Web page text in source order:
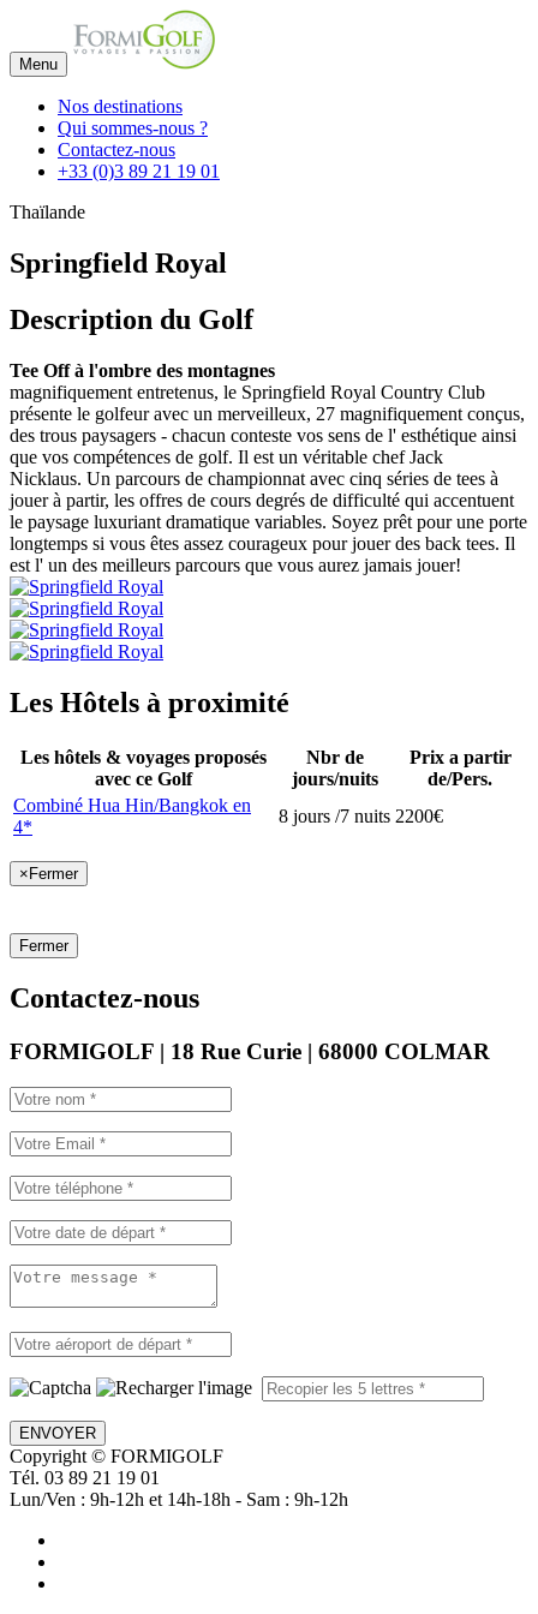
Menu
Nos destinations
Qui sommes-nous ?
Contactez-nous
+33 (0)3 89 21 19 01
Thaïlande
Springfield Royal
Description du Golf
Tee Off à l'ombre des montagnes
magnifiquement entretenus, le Springfield Royal Country Club
présente le golfeur avec un merveilleux, 27 magnifiquement conçus,
des trous paysagers - chacun conteste vos sens de l' esthétique ainsi
que vos compétences de golf. Il est un véritable chef Jack
Nicklaus. Un parcours de championnat avec cinq séries de tees à
jouer à partir, les offres de cours degrés de difficulté qui accentuent
le paysage luxuriant dramatique variables. Soyez prêt pour une porte
longtemps si vous êtes assez courageux pour jouer des back tees. Il
est l' un des meilleurs parcours que vous aurez jamais jouer!
Les Hôtels à proximité
Les hôtels & voyages proposés
avec ce Golf
Nbr de
jours/nuits
Prix a partir
de/Pers.
Combiné Hua Hin/Bangkok en
4*
8 jours /7 nuits 2200€
×Fermer
Fermer
Contactez-nous
FORMIGOLF | 18 Rue Curie | 68000 COLMAR
ENVOYER
Copyright © FORMIGOLF
Tél. 03 89 21 19 01
Lun/Ven : 9h-12h et 14h-18h - Sam : 9h-12h